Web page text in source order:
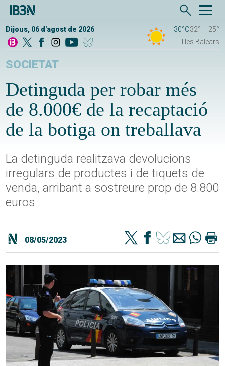
Dijous, 06 d'agost de 2026 30°C32°
25°
Illes Balears
SOCIETAT
Detinguda per robar més
de 8.000€ de la recaptació
de la botiga on treballava
La detinguda realitzava devolucions
irregulars de productes i de tiquets de
venda, arribant a sostreure prop de 8.800
euros
08/05/2023